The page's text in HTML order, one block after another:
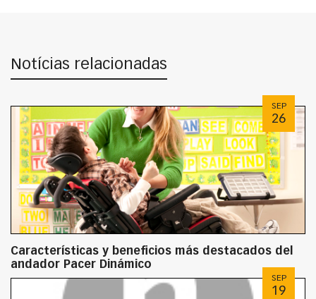
Notícias relacionadas
SEP
26
Características y beneficios más destacados del
andador Pacer Dinámico
SEP
19